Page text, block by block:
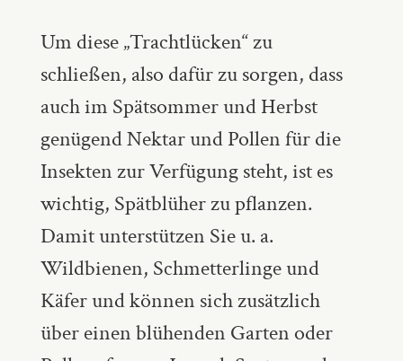
Um diese „Trachtlücken“ zu
schließen, also dafür zu sorgen, dass
auch im Spätsommer und Herbst
genügend Nektar und Pollen für die
Insekten zur Verfügung steht, ist es
wichtig, Spätblüher zu pflanzen.
Damit unterstützen Sie u. a.
Wildbienen, Schmetterlinge und
Käfer und können sich zusätzlich
über einen blühenden Garten oder